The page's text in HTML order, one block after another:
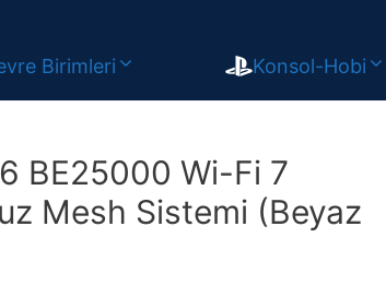
Birimleri Konsol-Hobi
BE25000 Wi-Fi 7
Mesh Sistemi (Beyaz